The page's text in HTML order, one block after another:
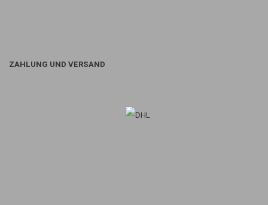
ZAHLUNG UND VERSAND